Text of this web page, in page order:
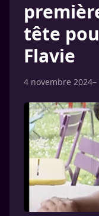
tête
Flavie
4 novembre 2024